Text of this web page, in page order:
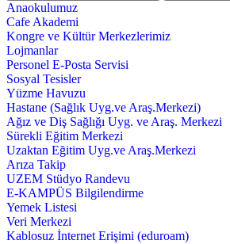
Anaokulumuz
Cafe Akademi
Kongre ve Kültür Merkezlerimiz
Lojmanlar
Personel E-Posta Servisi
Sosyal Tesisler
Yüzme Havuzu
Hastane (Sağlık Uyg.ve Araş.Merkezi)
Ağız ve Diş Sağlığı Uyg. ve Araş. Merkezi
Sürekli Eğitim Merkezi
Uzaktan Eğitim Uyg.ve Araş.Merkezi
Arıza Takip
UZEM Stüdyo Randevu
E-KAMPÜS Bilgilendirme
Yemek Listesi
Veri Merkezi
Kablosuz İnternet Erişimi (eduroam)